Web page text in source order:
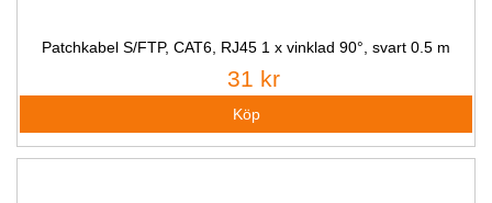
Patchkabel S/FTP, CAT6, RJ45 1 x vinklad 90°, svart 0.5 m
31 kr